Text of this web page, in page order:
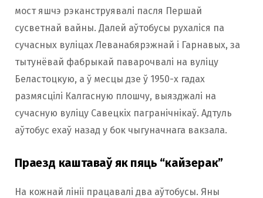
мост яшчэ рэканструявалі пасля Першай
сусветнай вайны. Далей аўтобусы рухаліся па
сучасных вуліцах Леванабярэжнай і Гарнавых, за
тытунёвай фабрыкай паварочвалі на вуліцу
Беластоцкую, а ў месцы дзе ў 1950-х гадах
размясцілі Калгасную плошчу, выязджалі на
сучасную вуліцу Савецкіх пагранічнікаў. Адтуль
аўтобус ехаў назад у бок чыгуначнага вакзала.
Праезд каштаваў як пяць “кайзерак”
На кожнай лініі працавалі два аўтобусы. Яны